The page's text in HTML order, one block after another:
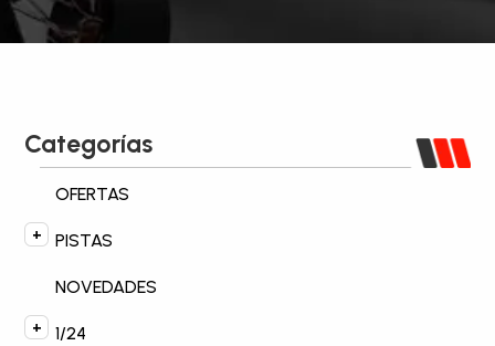
Categorías
OFERTAS
PISTAS
NOVEDADES
1/24